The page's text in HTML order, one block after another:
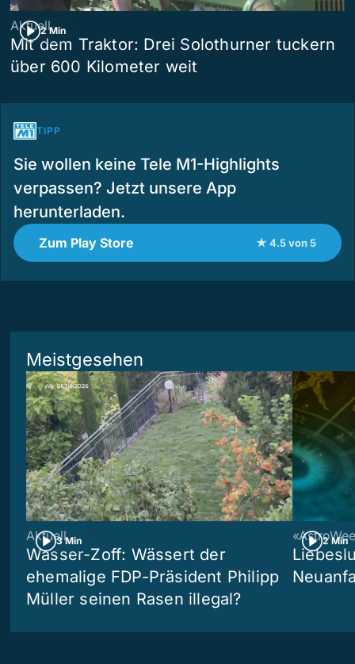
2 Min
Aktuell
Mit dem Traktor: Drei Solothurner tuckern
über 600 Kilometer weit
TIPP
Sie wollen keine Tele M1-Highlights
verpassen? Jetzt unsere App
herunterladen.
Zum Play Store ★ 4.5 von 5
Meistgesehen
3 Min
Aktuell
Wasser-Zoff: Wässert der
ehemalige FDP-Präsident Philipp
Müller seinen Rasen illegal?
2 Min